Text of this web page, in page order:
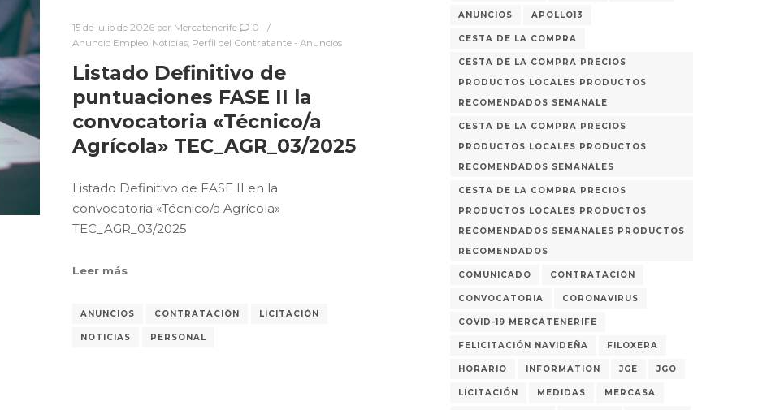
15 de julio de 2026 por Mercatenerife
0
Anuncio Empleo, Noticias, Perfil del Contratante - Anuncios
Listado Definitivo de
puntuaciones FASE II la
convocatoria «Técnico/a
Agrícola» TEC_AGR_03/2025
Listado Definitivo de FASE II en la
convocatoria «Técnico/a Agrícola»
TEC_AGR_03/2025
Leer más
ANUNCIOS CONTRATACIÓN LICITACIÓN
NOTICIAS PERSONAL
ANUNCIOS APOLLO13
CESTA DE LA COMPRA
CESTA DE LA COMPRA PRECIOS
PRODUCTOS LOCALES PRODUCTOS
RECOMENDADOS SEMANALE
CESTA DE LA COMPRA PRECIOS
PRODUCTOS LOCALES PRODUCTOS
RECOMENDADOS SEMANALES
CESTA DE LA COMPRA PRECIOS
PRODUCTOS LOCALES PRODUCTOS
RECOMENDADOS SEMANALES PRODUCTOS
RECOMENDADOS
COMUNICADO CONTRATACIÓN
CONVOCATORIA CORONAVIRUS
COVID-19 MERCATENERIFE
FELICITACIÓN NAVIDEÑA FILOXERA
HORARIO INFORMATION JGE JGO
LICITACIÓN MEDIDAS MERCASA